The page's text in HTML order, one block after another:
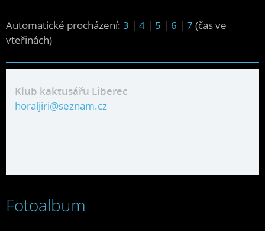
Automatické procházení: 3 | 4 | 5 | 6 | 7 (čas ve
vteřinách)
Klub kaktusářu Liberec
horaljiri@seznam.cz
Fotoalbum